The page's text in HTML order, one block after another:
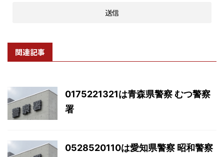
関連記事
0175221321は青森県警察 むつ警察
署
0528520110は愛知県警察 昭和警察